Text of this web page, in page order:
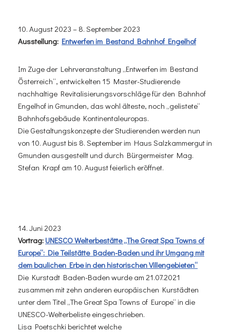
10. August 2023 – 8. September 2023
Ausstellung: Entwerfen im Bestand Bahnhof Engelhof
Im Zuge der Lehrveranstaltung „Entwerfen im Bestand
Österreich“, entwickelten 15 Master-Studierende
nachhaltige Revitalisierungsvorschläge für den Bahnhof
Engelhof in Gmunden, das wohl älteste, noch „gelistete“
Bahnhofsgebäude Kontinentaleuropas.
Die Gestaltungskonzepte der Studierenden werden nun
von 10. August bis 8. September im Haus Salzkammergut in
Gmunden ausgestellt und durch Bürgermeister Mag.
Stefan Krapf am 10. August feierlich eröffnet.
14. Juni 2023
Vortrag: UNESCO Welterbestätte „The Great Spa Towns of
Europe“: Die Teilstätte Baden-Baden und ihr Umgang mit
dem baulichen Erbe in den historischen Villengebieten“
Die Kurstadt Baden-Baden wurde am 21.07.2021
zusammen mit zehn anderen europäischen Kurstädten
unter dem Titel „The Great Spa Towns of Europe“ in die
UNESCO-Welterbeliste eingeschrieben.
Lisa Poetschki berichtet welche